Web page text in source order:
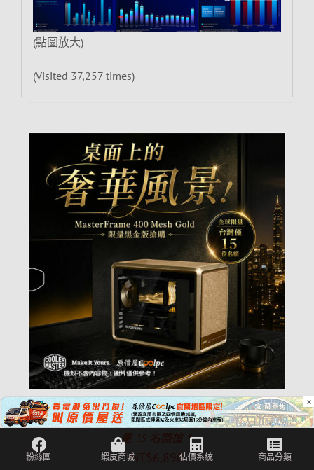
(點圖放大)
(Visited 37,257 times)
【原價屋搶購】桌面上的奢華風景！酷碼
MasterFrame 400 Mesh Gold 黑金版機殼，限
量 15 名開搶！
NT$ 6,890
×